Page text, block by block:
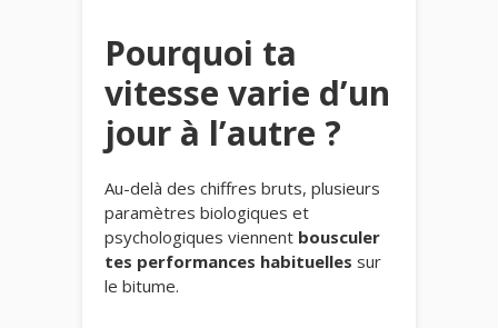
Pourquoi ta
vitesse varie d’un
jour à l’autre ?
Au-delà des chiffres bruts, plusieurs
paramètres biologiques et
psychologiques viennent bousculer
tes performances habituelles sur
le bitume.